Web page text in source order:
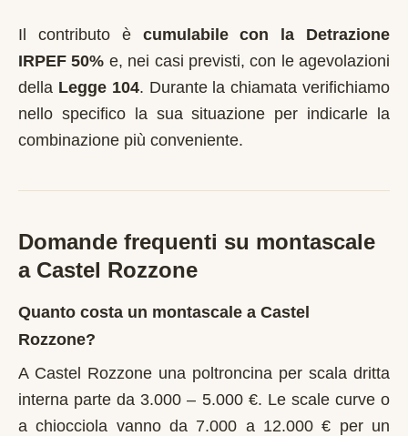
Il contributo è cumulabile con la Detrazione
IRPEF 50% e, nei casi previsti, con le agevolazioni
della Legge 104. Durante la chiamata verifichiamo
nello specifico la sua situazione per indicarle la
combinazione più conveniente.
Domande frequenti su montascale
a Castel Rozzone
Quanto costa un montascale a Castel
Rozzone?
A Castel Rozzone una poltroncina per scala dritta
interna parte da 3.000 – 5.000 €. Le scale curve o
a chiocciola vanno da 7.000 a 12.000 € per un